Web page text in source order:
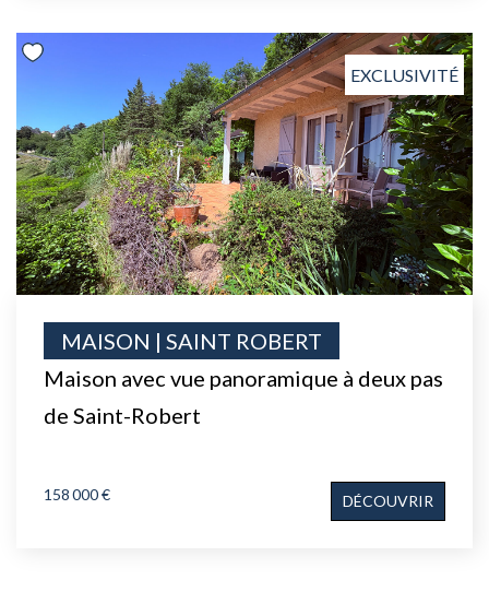
EXCLUSIVITÉ
Maison avec vue panoramique à deux pas
de Saint-Robert
MAISON | SAINT ROBERT
158 000 € DÉCOUVRIR